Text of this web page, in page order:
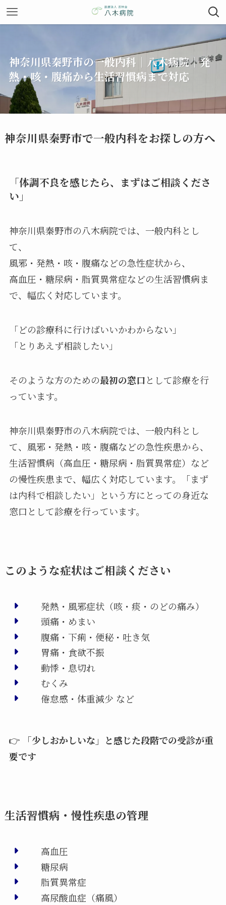
神奈川県秦野市の一般内科｜八木病院｜発
熱・咳・腹痛から生活習慣病まで対応
神奈川県秦野市で一般内科をお探しの方へ
「体調不良を感じたら、まずはご相談くださ
い」
神奈川県秦野市の八木病院では、一般内科とし
て、
風邪・発熱・咳・腹痛などの急性症状から、
高血圧・糖尿病・脂質異常症などの生活習慣病ま
で、幅広く対応しています。
「どの診療科に行けばいいかわからない」
「とりあえず相談したい」
そのような方のための最初の窓口として診療を行
っています。
神奈川県秦野市の八木病院では、一般内科とし
て、風邪・発熱・咳・腹痛などの急性疾患から、
生活習慣病（高血圧・糖尿病・脂質異常症）など
の慢性疾患まで、幅広く対応しています。「まず
は内科で相談したい」という方にとっての身近な
窓口として診療を行っています。
このような症状はご相談ください
発熱・風邪症状（咳・痰・のどの痛み）
頭痛・めまい
腹痛・下痢・便秘・吐き気
胃痛・食欲不振
動悸・息切れ
むくみ
倦怠感・体重減少 など
👉
「少しおかしいな」と感じた段階での受診が重
要です
生活習慣病・慢性疾患の管理
高血圧
糖尿病
脂質異常症
高尿酸血症（痛風）